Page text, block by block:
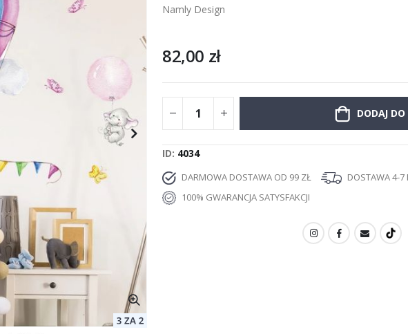
Namly Design
82,00 zł
DODAJ DO
ID 4034
DARMOWA DOSTAWA OD 99 ZŁ
DOSTAWA 4-7
100% GWARANCJA SATYSFAKCJI